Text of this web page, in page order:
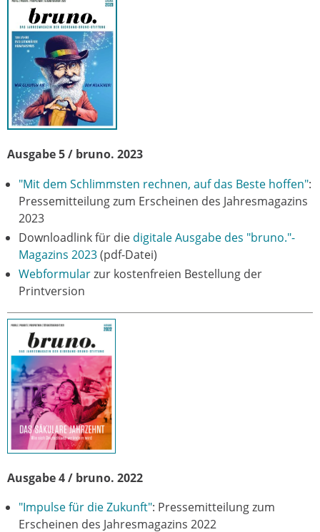
Ausgabe 5 / bruno. 2023
"Mit dem Schlimmsten rechnen, auf das Beste hoffen":
Pressemitteilung zum Erscheinen des Jahresmagazins
2023
Downloadlink für die digitale Ausgabe des "bruno."-
Magazins 2023(pdf-Datei)
Webformularzur kostenfreien Bestellung der
Printversion
Ausgabe 4 / bruno. 2022
"Impulse für die Zukunft": Pressemitteilung zum
Erscheinen des Jahresmagazins 2022